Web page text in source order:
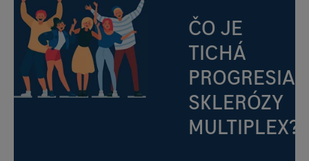
ČO JE
TICHÁ
PROGRESIA
SKLERÓZY
MULTIPLEX?